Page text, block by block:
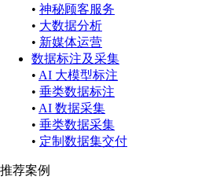
• 神秘顾客服务
• 大数据分析
• 新媒体运营
数据标注及采集
• AI 大模型标注
• 垂类数据标注
• AI 数据采集
• 垂类数据采集
• 定制数据集交付
推荐案例